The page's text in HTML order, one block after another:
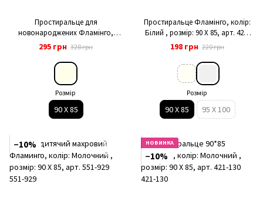
Простиральце для
новонароджених Фламінго,
колір: Молочний , розмір: 90 Х 85,
арт. 421-135
295 грн 328 грн
Розмір
90 Х 85
Простиральце Фламінго, колір:
Білий , розмір: 90 Х 85, арт. 421-
048
198 грн 220 грн
Розмір
90 Х 85 95 X 100
−10% НОВИНКА
−10%